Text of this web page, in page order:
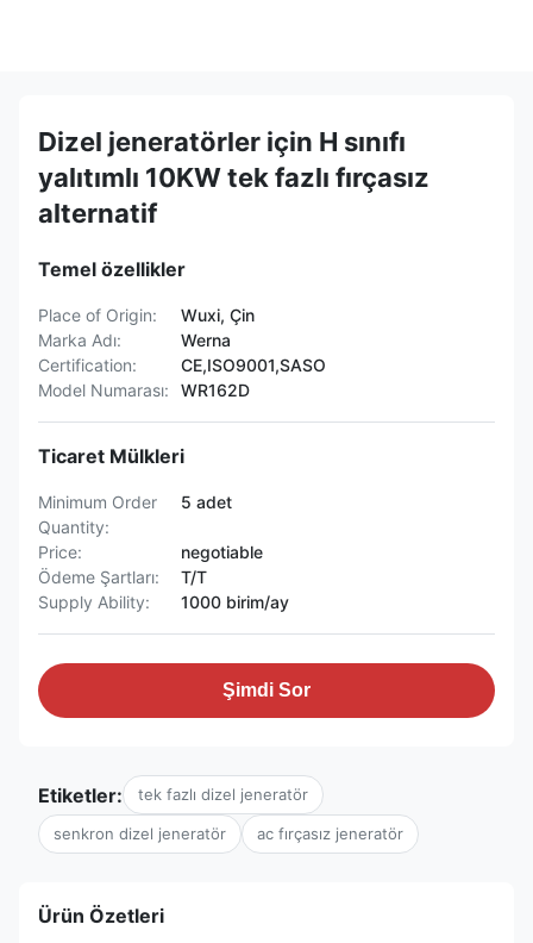
Dizel jeneratörler için H sınıfı
yalıtımlı 10KW tek fazlı fırçasız
alternatif
Temel özellikler
Place of Origin:
Wuxi, Çin
Marka Adı:
Werna
Certification:
CE,ISO9001,SASO
Model Numarası:
WR162D
Ticaret Mülkleri
Minimum Order
Quantity:
5 adet
Price:
negotiable
Ödeme Şartları:
T/T
Supply Ability:
1000 birim/ay
Şimdi Sor
Etiketler: tek fazlı dizel jeneratör
senkron dizel jeneratör ac fırçasız jeneratör
Ürün Özetleri